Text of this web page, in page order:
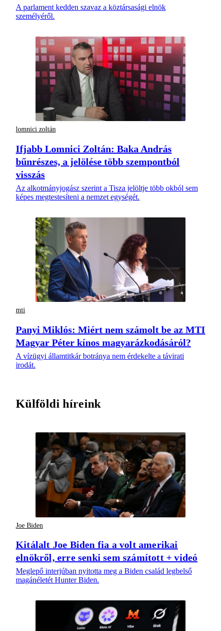
A parlament kedden szavaz a köztársasági elnök
személyéről.
lomnici zoltán
Ifjabb Lomnici Zoltán: Baka András
bűnrészes, a jelölése több szempontból
visszás
Az alkotmányjogász szerint a Tisza jelöltje több okból sem
képes megtestesíteni a nemzet egységét.
mti
Panyi Miklós: Miért nem számolt be az MTI
Magyar Péter kínos magyarázkodásáról?
A vízügyi államtitkár botránya nem érdekelte a távirati
irodát.
Külföldi híreink
Joe Biden
Kitálalt Joe Biden fia a volt amerikai
elnökről, erre senki sem számított + videó
Meglepő interjúban nyitotta meg a Biden család legbelső
magánéletét Hunter Biden.